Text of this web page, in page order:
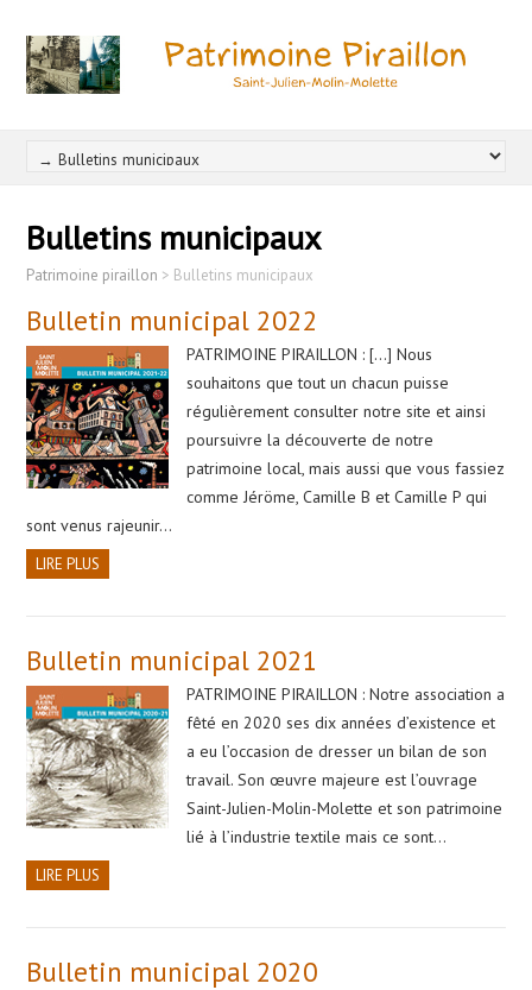
Bulletins municipaux
Patrimoine piraillon > Bulletins municipaux
Bulletin municipal 2022
PATRIMOINE PIRAILLON : […] Nous
souhaitons que tout un chacun puisse
régulièrement consulter notre site et ainsi
poursuivre la découverte de notre
patrimoine local, mais aussi que vous fassiez
comme Jéröme, Camille B et Camille P qui
sont venus rajeunir…
LIRE PLUS
Bulletin municipal 2021
PATRIMOINE PIRAILLON : Notre association a
fêté en 2020 ses dix années d’existence et
a eu l’occasion de dresser un bilan de son
travail. Son œuvre majeure est l’ouvrage
Saint-Julien-Molin-Molette et son patrimoine
lié à l’industrie textile mais ce sont…
LIRE PLUS
Bulletin municipal 2020